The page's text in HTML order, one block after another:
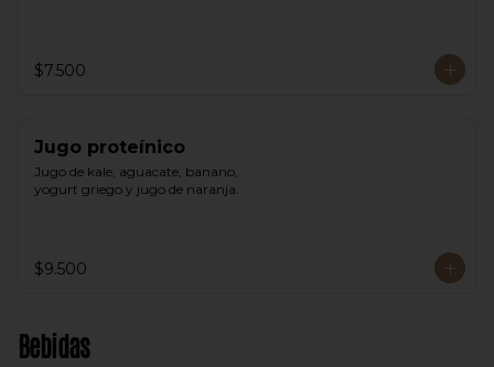
$7.500
Jugo proteínico
Jugo de kale, aguacate, banano,
yogurt griego y jugo de naranja.
$9.500
Bebidas